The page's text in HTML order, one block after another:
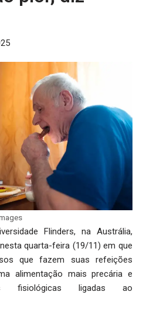
Flinders, na Austrália,
quarta-feira (19/11) em que
que fazem suas refeições
alimentação mais precária e
fisiológicas ligadas ao